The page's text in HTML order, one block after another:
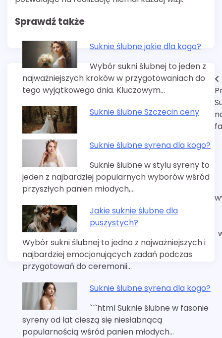
Sprawdź także
Suknie ślubne jakie dla kogo?
Wybór sukni ślubnej to jeden z
najważniejszych kroków w przygotowaniach do
tego wyjątkowego dnia. Kluczowym…
Suknie ślubne Szczecin ceny
Suknie ślubne syrena dla kogo?
Suknie ślubne w stylu syreny to
jeden z najbardziej popularnych wyborów wśród
przyszłych panien młodych,…
Jakie suknie ślubne dla
puszystych?
Wybór sukni ślubnej to jedno z najważniejszych i
najbardziej emocjonujących zadań podczas
przygotowań do ceremonii…
Suknie ślubne syrena dla kogo?
```html Suknie ślubne w fasonie
syreny od lat cieszą się niesłabnącą
popularnością wśród panien młodych…
Nawigacja
wpisu